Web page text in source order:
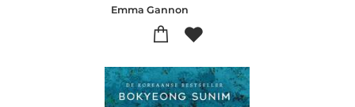
Emma Gannon